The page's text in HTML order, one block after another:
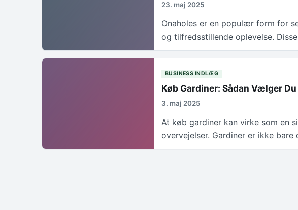
23. maj 2025
Onaholes er en populær form for
og tilfredsstillende oplevelse.
BUSINESS INDLÆG
Køb Gardiner: Sådan Vælger
3. maj 2025
At køb gardiner kan virke som en
overvejelser. Gardiner er ikke